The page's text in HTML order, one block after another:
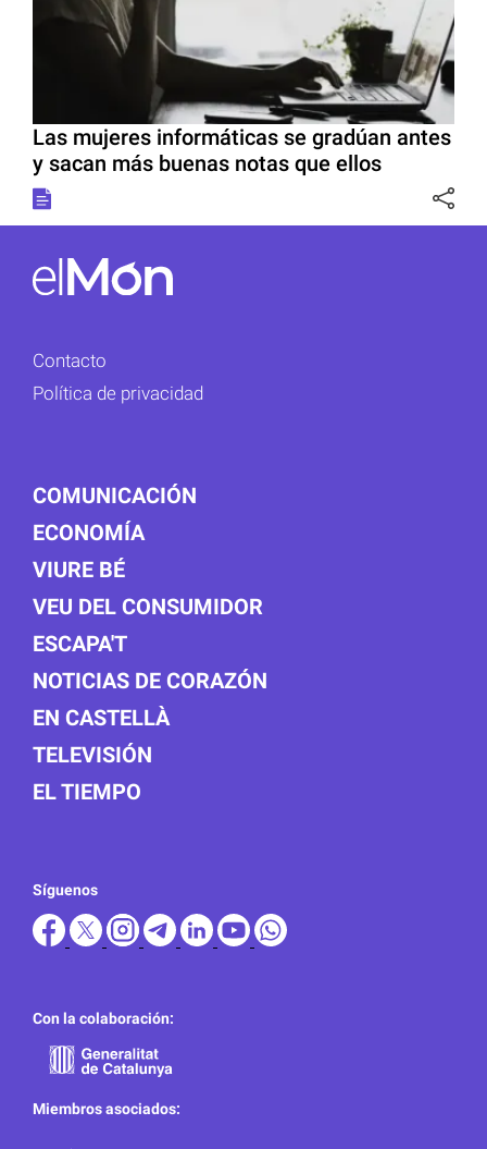
Las mujeres informáticas se gradúan antes
y sacan más buenas notas que ellos
Contacto
Política de privacidad
COMUNICACIÓN
ECONOMÍA
VIURE BÉ
VEU DEL CONSUMIDOR
ESCAPA'T
NOTICIAS DE CORAZÓN
EN CASTELLÀ
TELEVISIÓN
EL TIEMPO
Síguenos
Con la colaboración:
Miembros asociados: